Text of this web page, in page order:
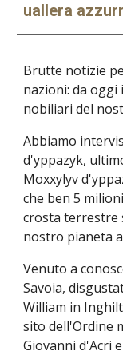
uallera
Brutte notizie
nazioni: da
nobiliari del
Abbiamo
d'yppazyk,
Moxxylyv
che ben 5
crosta terrestre
nostro pianeta
Venuto a
Savoia,
William in
sito dell'Ordine
Giovanni d'Acri